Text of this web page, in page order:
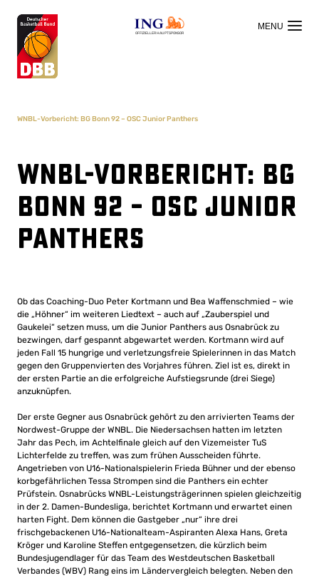
OFFIZIELLER HAUPTSPONSOR
WNBL-Vorbericht: BG Bonn 92 – OSC Junior Panthers
WNBL-Vorbericht: BG
Bonn 92 – OSC Junior
Panthers
Ob das Coaching-Duo Peter Kortmann und Bea Waffenschmied – wie
die „Höhner“ im weiteren Liedtext – auch auf „Zauberspiel und
Gaukelei“ setzen muss, um die Junior Panthers aus Osnabrück zu
bezwingen, darf gespannt abgewartet werden. Kortmann wird auf
jeden Fall 15 hungrige und verletzungsfreie Spielerinnen in das Match
gegen den Gruppenvierten des Vorjahres führen. Ziel ist es, direkt in
der ersten Partie an die erfolgreiche Aufstiegsrunde (drei Siege)
anzuknüpfen.
Der erste Gegner aus Osnabrück gehört zu den arrivierten Teams der
Nordwest-Gruppe der WNBL. Die Niedersachsen hatten im letzten
Jahr das Pech, im Achtelfinale gleich auf den Vizemeister TuS
Lichterfelde zu treffen, was zum frühen Ausscheiden führte.
Angetrieben von U16-Nationalspielerin Frieda Bühner und der ebenso
korbgefährlichen Tessa Strompen sind die Panthers ein echter
Prüfstein. Osnabrücks WNBL-Leistungsträgerinnen spielen gleichzeitig
in der 2. Damen-Bundesliga, berichtet Kortmann und erwartet einen
harten Fight. Dem können die Gastgeber „nur“ ihre drei
frischgebackenen U16-Nationalteam-Aspiranten Alexa Hans, Greta
Kröger und Karoline Steffen entgegensetzen, die kürzlich beim
Bundesjugendlager für das Team des Westdeutschen Basketball
Verbandes (WBV) Rang eins im Ländervergleich belegten. Neben den